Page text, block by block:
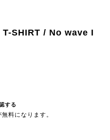
SHIRT / No wave I
する
料になります。